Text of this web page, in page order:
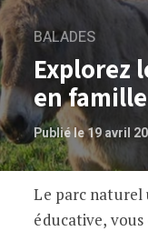
BALADES
Explorez
en
Publié le 19 avril
Explorez le
Le parc naturel
éducative, vous